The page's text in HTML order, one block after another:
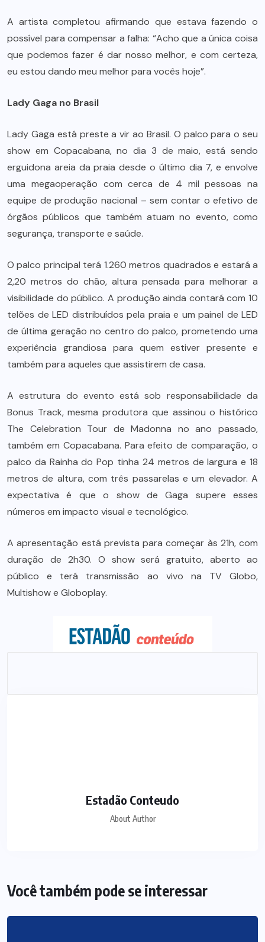
A artista completou afirmando que estava fazendo o
possível para compensar a falha: “Acho que a única coisa
que podemos fazer é dar nosso melhor, e com certeza,
eu estou dando meu melhor para vocês hoje”.
Lady Gaga no Brasil
Lady Gaga está preste a vir ao Brasil. O palco para o seu
show em Copacabana, no dia 3 de maio, está sendo
erguidona areia da praia desde o último dia 7, e envolve
uma megaoperação com cerca de 4 mil pessoas na
equipe de produção nacional – sem contar o efetivo de
órgãos públicos que também atuam no evento, como
segurança, transporte e saúde.
O palco principal terá 1.260 metros quadrados e estará a
2,20 metros do chão, altura pensada para melhorar a
visibilidade do público. A produção ainda contará com 10
telões de LED distribuídos pela praia e um painel de LED
de última geração no centro do palco, prometendo uma
experiência grandiosa para quem estiver presente e
também para aqueles que assistirem de casa.
A estrutura do evento está sob responsabilidade da
Bonus Track, mesma produtora que assinou o histórico
The Celebration Tour de Madonna no ano passado,
também em Copacabana. Para efeito de comparação, o
palco da Rainha do Pop tinha 24 metros de largura e 18
metros de altura, com três passarelas e um elevador. A
expectativa é que o show de Gaga supere esses
números em impacto visual e tecnológico.
A apresentação está prevista para começar às 21h, com
duração de 2h30. O show será gratuito, aberto ao
público e terá transmissão ao vivo na TV Globo,
Multishow e Globoplay.
Estadão Conteudo
About Author
Você também pode se interessar